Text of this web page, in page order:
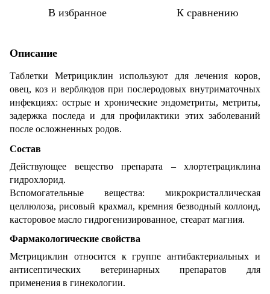
В избранное К сравнению
Описание
Таблетки Метрициклин используют для лечения коров,
овец, коз и верблюдов при послеродовых внутриматочных
инфекциях: острые и хронические эндометриты, метриты,
задержка последа и для профилактики этих заболеваний
после осложненных родов.
Состав
Действующее вещество препарата – хлортетрациклина
гидрохлорид.
Вспомогательные вещества: микрокристаллическая
целлюлоза, рисовый крахмал, кремния безводный коллоид,
касторовое масло гидрогенизированное, стеарат магния.
Фармакологические свойства
Метрициклин относится к группе антибактериальных и
антисептических ветеринарных препаратов для
применения в гинекологии.